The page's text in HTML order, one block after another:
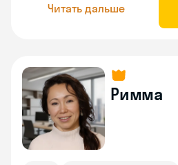
Читать дальше
Римма